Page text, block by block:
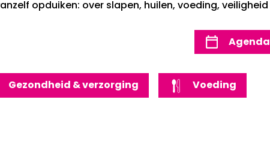
opduiken: over slapen, huilen, voeding, veiligheid
Agenda
Gezondheid & verzorging Voeding